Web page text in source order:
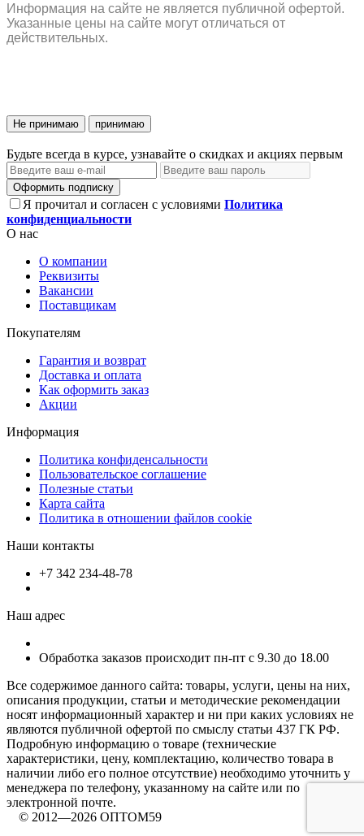
Информация на сайте не является публичной офертой.
Указанные цены на сайте могут отличаться от
действительных.
Не принимаю принимаю
Будьте всегда в курсе, узнавайте о скидках и акциях первым
Оформить подписку
Я прочитал и согласен с условиями Политика
конфиденциальности
О нас
О компании
Реквизиты
Вакансии
Поставщикам
Покупателям
Гарантия и возврат
Доставка и оплата
Как оформить заказ
Акции
Информация
Политика конфиденсальности
Пользовательское соглашение
Полезные статьи
Карта сайта
Политика в отношении файлов cookie
Наши контакты
+7 342 234-48-78
Наш адрес
Обработка заказов происходит пн-пт с 9.30 до 18.00
Все содержимое данного сайта: товары, услуги, цены на них,
описания продукции, статьи и методические рекомендации
носят информационный характер и ни при каких условиях не
являются публичной офертой по смыслу статьи 437 ГК РФ.
Подробную информацию о товаре (технические
характеристики, цену, комплектацию, количество товара в
наличии либо его полное отсутствие) необходимо уточнить у
менеджера по телефону, указанному на сайте или по
электронной почте.
© 2012—2026 ОПТОМ59